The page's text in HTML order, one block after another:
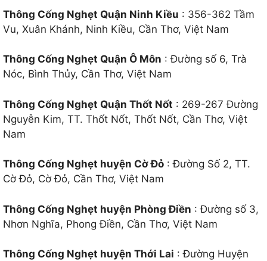
Thông Cống Nghẹt Quận Ninh Kiều : 356-362 Tầm
Vu, Xuân Khánh, Ninh Kiều, Cần Thơ, Việt Nam
Thông Cống Nghẹt Quận Ô Môn : Đường số 6, Trà
Nóc, Bình Thủy, Cần Thơ, Việt Nam
Thông Cống Nghẹt Quận Thốt Nốt : 269-267 Đường
Nguyễn Kim, TT. Thốt Nốt, Thốt Nốt, Cần Thơ, Việt
Nam
Thông Cống Nghẹt huyện Cờ Đỏ : Đường Số 2, TT.
Cờ Đỏ, Cờ Đỏ, Cần Thơ, Việt Nam
Thông Cống Nghẹt huyện Phòng Điền : Đường số 3,
Nhơn Nghĩa, Phong Điền, Cần Thơ, Việt Nam
Thông Cống Nghẹt huyện Thới Lai : Đường Huyện